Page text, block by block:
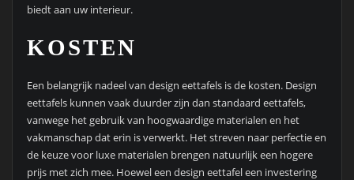
biedt aan uw interieur.
KOSTEN
Een belangrijk nadeel van design eettafels is de kosten. Design
eettafels kunnen vaak duurder zijn dan standaard eettafels,
vanwege het gebruik van hoogwaardige materialen en het
vakmanschap dat erin is verwerkt. Het streven naar perfectie en
de keuze voor luxe materialen brengen natuurlijk een hogere
prijs met zich mee. Hoewel een design eettafel een investering